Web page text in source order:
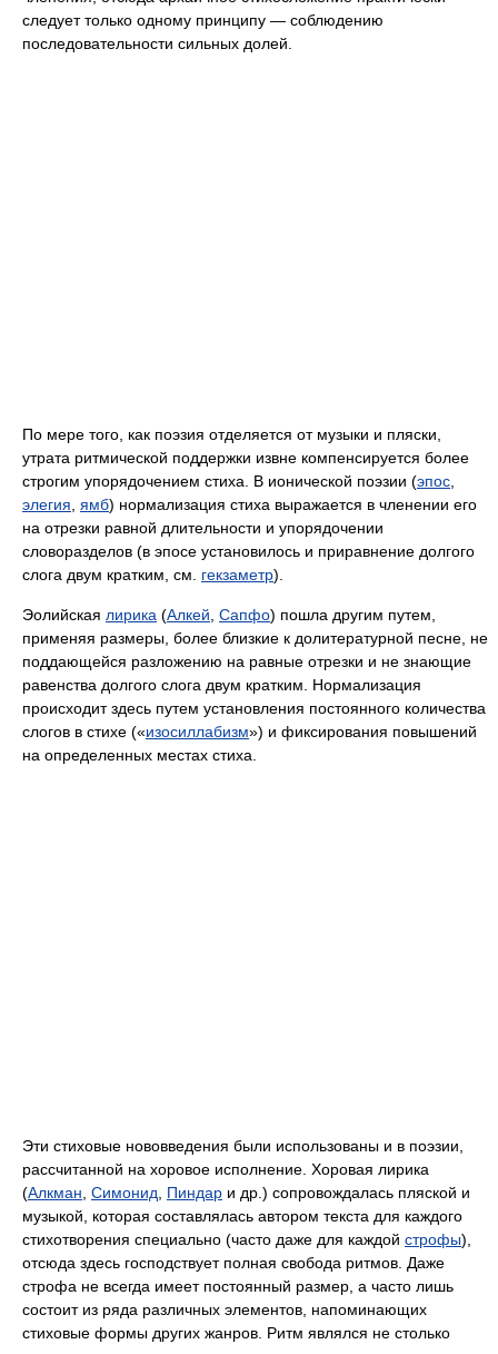
следует только одному принципу — соблюдению
последовательности сильных долей.
По мере того, как поэзия отделяется от музыки и пляски,
утрата ритмической поддержки извне компенсируется более
строгим упорядочением стиха. В ионической поэзии (эпос
элегия ямб) нормализация стиха выражается в членении его
на отрезки равной длительности и упорядочении
словоразделов (в эпосе установилось и приравнение долгого
слога двум кратким, см. гекзаметр).
Эолийская лирика (Алкей Сапфо) пошла другим путем,
применяя размеры, более близкие к долитературной песне, не
поддающейся разложению на равные отрезки и не знающие
равенства долгого слога двум кратким. Нормализация
происходит здесь путем установления постоянного количества
слогов в стихе («изосиллабизм») и фиксирования повышений
на определенных местах стиха.
Эти стиховые нововведения были использованы и в поэзии,
рассчитанной на хоровое исполнение. Хоровая лирика
(Алкман Симонид Пиндар и др.) сопровождалась пляской и
музыкой, которая составлялась автором текста для каждого
стихотворения специально (часто даже для каждой строфы),
отсюда здесь господствует полная свобода ритмов. Даже
строфа не всегда имеет постоянный размер, а часто лишь
состоит из ряда различных элементов, напоминающих
стиховые формы других жанров. Ритм являлся не столько